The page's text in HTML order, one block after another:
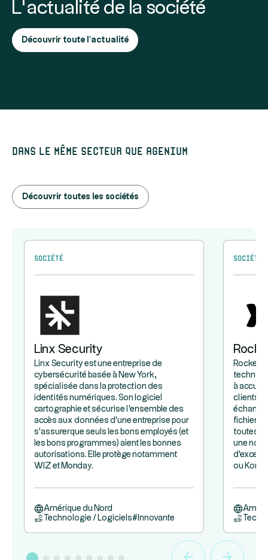
L’actualité de la société
Découvrir toute l'actualité
Dans le même secteur que Agenium
Découvrir toutes les sociétés
Société
Linx Security
Linx Security est une entreprise de
cybersécurité basée à New York,
spécialisée dans la protection des
identités numériques. Son logiciel
cartographie et sécurise l'ensemble des
accès aux données d'une entreprise pour
s'assurer que seuls les bons employés (et
les bons programmes) aient les bonnes
autorisations. Elle protège notamment
WIZ et Monday.
Amérique du Nord
Technologie / Logiciels# Innovante
Société
à
clients
fichiers
toutes
une
ou